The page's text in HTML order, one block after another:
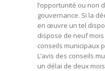
l’opportunité ou non
gouvernance. Si la
en œuvre un tel
dispose de neuf
conseils municipaux
L’avis des conseils
un délai de deux